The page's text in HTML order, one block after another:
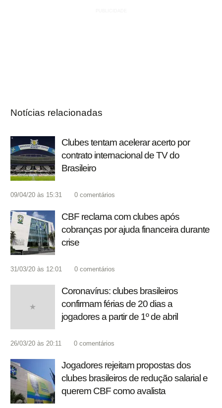
Notícias relacionadas
Clubes tentam acelerar acerto por
contrato internacional de TV do
Brasileiro
09/04/20 às 15:31 0 comentários
CBF reclama com clubes após
cobranças por ajuda financeira durante
crise
31/03/20 às 12:01 0 comentários
Coronavírus: clubes brasileiros
confirmam férias de 20 dias a
jogadores a partir de 1º de abril
26/03/20 às 20:11 0 comentários
Jogadores rejeitam propostas dos
clubes brasileiros de redução salarial e
querem CBF como avalista